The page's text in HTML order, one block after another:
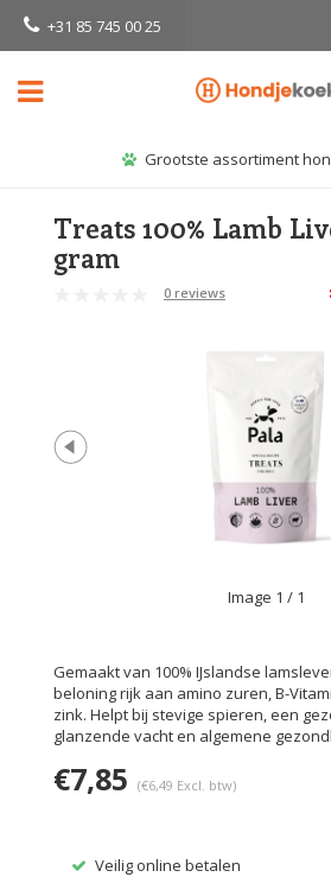
+31 85 745 00 25
Grootste assortiment
Treats 100% Lamb
gram
0 reviews
Image 1 / 1
Gemaakt van 100% IJslandse
beloning rijk aan amino zuren, B-
zink. Helpt bij stevige spieren, een
glanzende vacht en algemene
€7,85 (€6,49 Excl. btw)
Veilig online betalen